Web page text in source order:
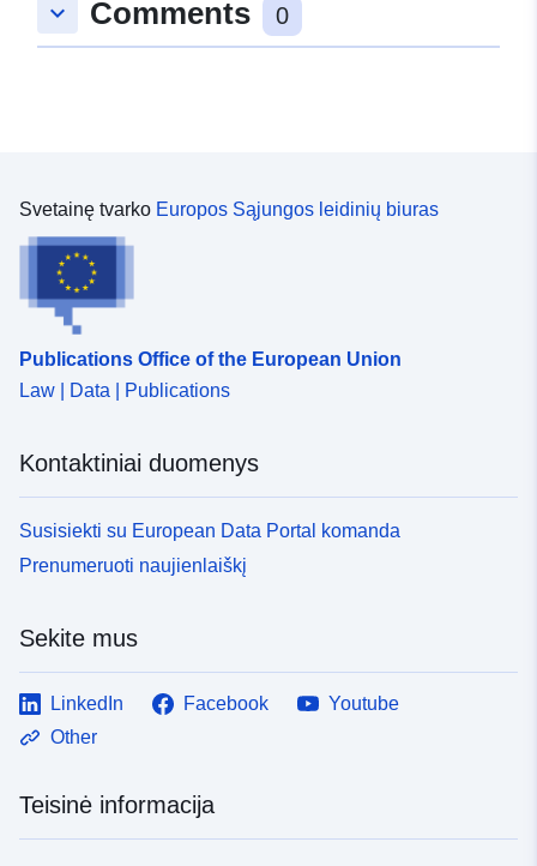
48.686297 ], [ 9.0256,
48.686297 ], [ 9.0256,
uriRef:
keyboard_arrow_down Comments 0
Svetainę tvarko Europos Sąjungos leidinių biuras
Publications Office of the European Union
Law | Data | Publications
Kontaktiniai duomenys
Susisiekti su European Data Portal komanda
Prenumeruoti naujienlaiškį
Sekite mus
LinkedIn Facebook
Youtube
Other
Teisinė informacija